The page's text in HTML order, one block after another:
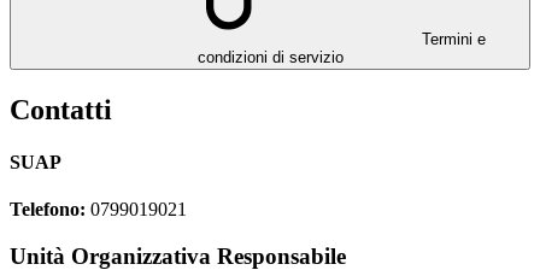
Termini e
condizioni di servizio
Contatti
SUAP
Telefono: 0799019021
Unità Organizzativa Responsabile